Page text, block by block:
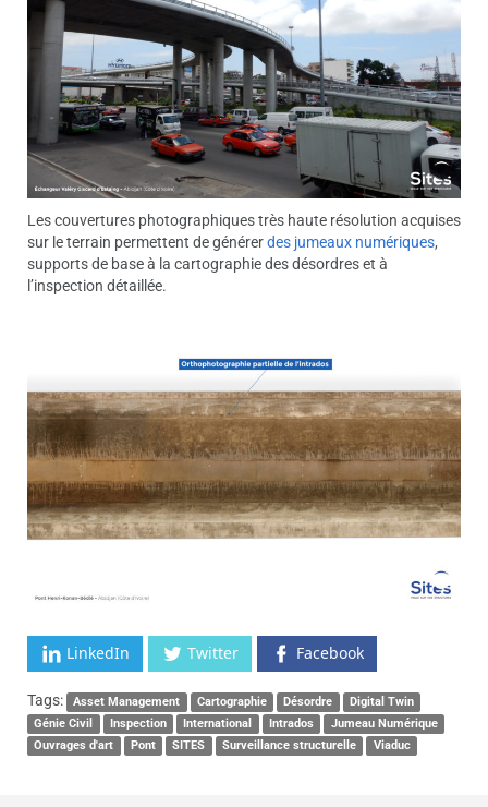
Les couvertures photographiques très haute résolution acquises
sur le terrain permettent de générerdes jumeaux numériques,
supports de base à la cartographie des désordres et à
l’inspection détaillée.
LinkedIn Twitter Facebook
Tags: Asset Management Cartographie Désordre
Digital Twin
Génie Civil
Inspection International Intrados
Jumeau Numérique
Ouvrages d'art
Pont SITES Surveillance structurelle Viaduc